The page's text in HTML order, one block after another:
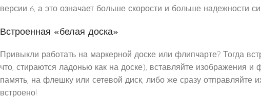
версии 6, а это означает больше скорости и больше надежности
Встроенная «белая доска»
Привыкли работать на маркерной доске или флипчарте? Тогда
что, стираются ладонью как на доске), вставляйте
память, на флешку или сетевой диск, либо же сразу отправляйте
встроено!